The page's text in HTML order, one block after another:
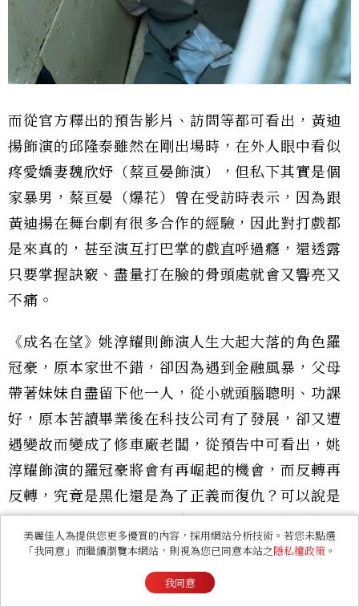
而從官方釋出的預告影片、訪問等都可看出，黃迪
揚飾演的邱隆泰雖然在剛出場時，在外人眼中看似
疼愛嬌妻魏欣妤（蔡亘晏飾演），但私下其實是個
家暴男，蔡亘晏（爆花）曾在受訪時表示，因為跟
黃迪揚在舞台劇有很多合作的經驗，因此對打戲都
是來真的，甚至演互打巴掌的戲直呼過癮，還透露
只要掌握訣竅、盡量打在臉的骨頭處就會又響亮又
不痛。
《成名在望》姚淳耀則飾演人生大起大落的角色羅
冠豪，原本家世不錯，卻因為遇到金融風暴，父母
帶著妹妹自盡留下他一人，從小就頭腦聰明、功課
好，原本苦讀畢業後在科技公司有了發展，卻又遭
遇變故而變成了修車廠老闆，從預告中可看出，姚
淳耀飾演的羅冠豪將會有再崛起的機會，而反轉再
反轉，究竟是黑化還是為了正義而復仇？可以說是
演繹。
美麗佳人為提供您更多優質的內容，採用網站分析技術。若您未點選
「我同意」而繼續瀏覽本網站，則視為您已同意本站之隱私權政策 。
我同意